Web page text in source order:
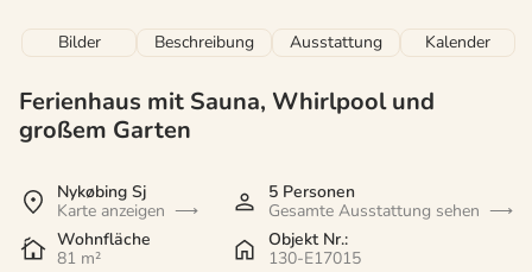
Bilder Beschreibung Ausstattung Kalender
Ferienhaus mit Sauna, Whirlpool und
großem Garten
Nykøbing Sj
Karte anzeigen
5 Personen
Gesamte Ausstattung sehen
Wohnfläche
81 m²
Objekt Nr.:
130-E17015